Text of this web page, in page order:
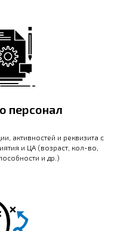
персонал
активностей и реквизита с
и ЦА (возраст, кол-во,
и др.)